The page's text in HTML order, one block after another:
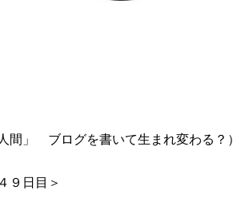
間」 ブログを書いて生まれ変わる？）
９日目＞